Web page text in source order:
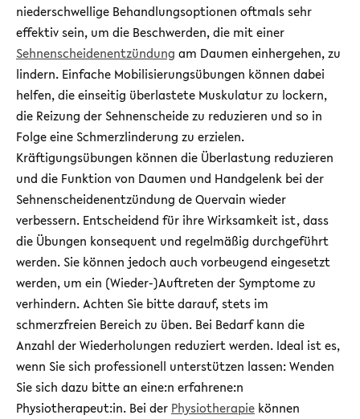
niederschwellige Behandlungsoptionen oftmals sehr
effektiv sein, um die Beschwerden, die mit einer
Sehnenscheidenentzündung am Daumen einhergehen, zu
lindern. Einfache Mobilisierungsübungen können dabei
helfen, die einseitig überlastete Muskulatur zu lockern,
die Reizung der Sehnenscheide zu reduzieren und so in
Folge eine Schmerzlinderung zu erzielen.
Kräftigungsübungen können die Überlastung reduzieren
und die Funktion von Daumen und Handgelenk bei der
Sehnenscheidenentzündung de Quervain wieder
verbessern. Entscheidend für ihre Wirksamkeit ist, dass
die Übungen konsequent und regelmäßig durchgeführt
werden. Sie können jedoch auch vorbeugend eingesetzt
werden, um ein (Wieder-)Auftreten der Symptome zu
verhindern. Achten Sie bitte darauf, stets im
schmerzfreien Bereich zu üben. Bei Bedarf kann die
Anzahl der Wiederholungen reduziert werden. Ideal ist es,
wenn Sie sich professionell unterstützen lassen: Wenden
Sie sich dazu bitte an eine:n erfahrene:n
Physiotherapeut:in. Bei der Physiotherapie können